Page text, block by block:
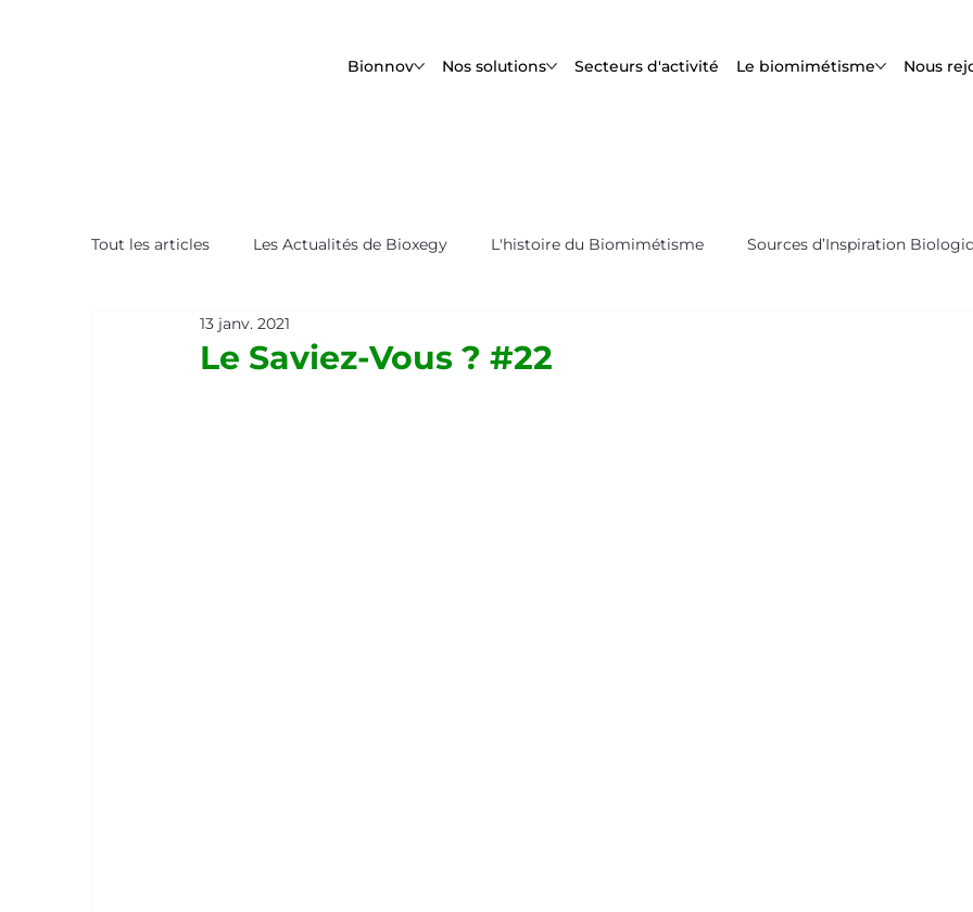
Bionnov Nos solutions Secteurs d'activité Le biomimétisme Nous
Tout les articles Les Actualités de Bioxegy L'histoire du Biomimétisme Sources d’Inspiration
Le Saviez-Vous ?
Le Saviez-Vous ? #22
13 janv. 2021